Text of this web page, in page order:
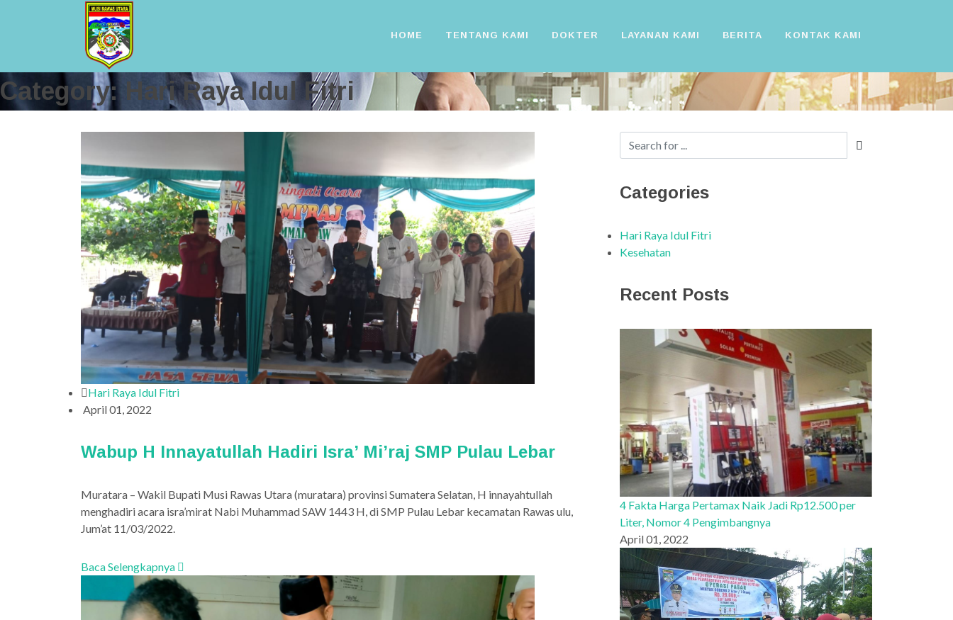
HOME TENTANG KAMI DOKTER LAYANAN KAMI BERITA KONTAK KAMI
Category: Hari Raya Idul Fitri
Hari Raya Idul Fitri
April 01, 2022
Wabup H Innayatullah Hadiri Isra’ Mi’raj SMP Pulau Lebar
Muratara – Wakil Bupati Musi Rawas Utara (muratara) provinsi Sumatera Selatan, H innayahtullah
menghadiri acara isra’mirat Nabi Muhammad SAW 1443 H, di SMP Pulau Lebar kecamatan Rawas ulu,
Jum’at 11/03/2022.
Baca Selengkapnya
Categories
Hari Raya Idul Fitri
Kesehatan
Recent Posts
4 Fakta Harga Pertamax Naik Jadi Rp12.500 per
Liter, Nomor 4 Pengimbangnya
April 01, 2022